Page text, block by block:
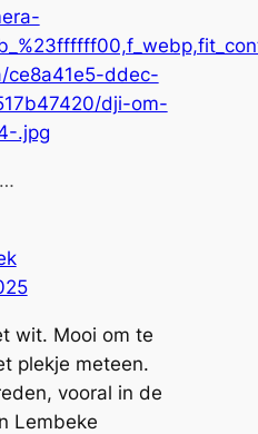
ce8a41e5-ddec-
dji-om-
.jpg
wit. Mooi om te
plekje meteen.
vooral in de
Lembeke